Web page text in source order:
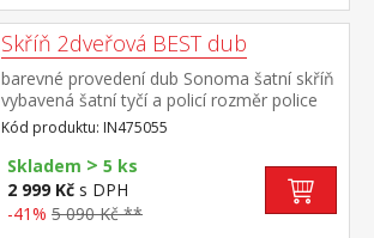
Skříň 2dveřová BEST dub
barevné provedení dub Sonoma šatní skříň
vybavená šatní tyčí a policí rozměr police
(š/h) 78 × 40 cm ke skříni je možno
dokoupit nástavec IN405064
Kód produktu: IN475055
Skladem > 5 ks
2 999 Kč s DPH
-41% 5 090 Kč **